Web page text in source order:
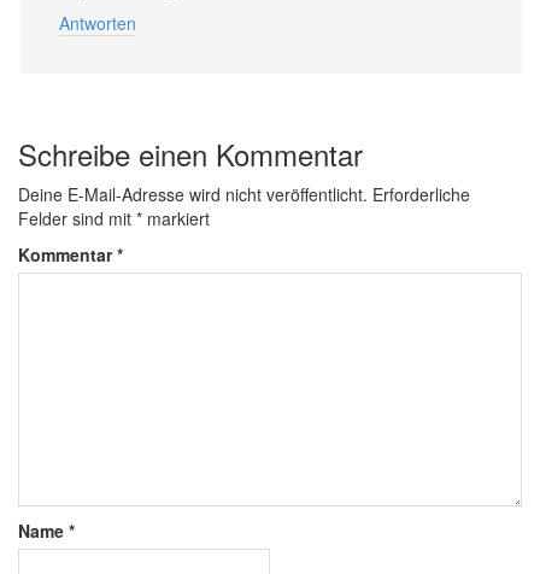
Antworten
Schreibe einen Kommentar
Deine E-Mail-Adresse wird nicht veröffentlicht. Erforderliche
Felder sind mit * markiert
Kommentar*
Name *